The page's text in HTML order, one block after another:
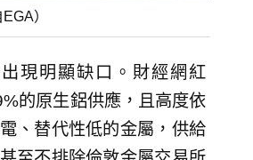
）
現明顯缺口。財經網紅
的原生鋁供應，且高度依
、替代性低的金屬，供給